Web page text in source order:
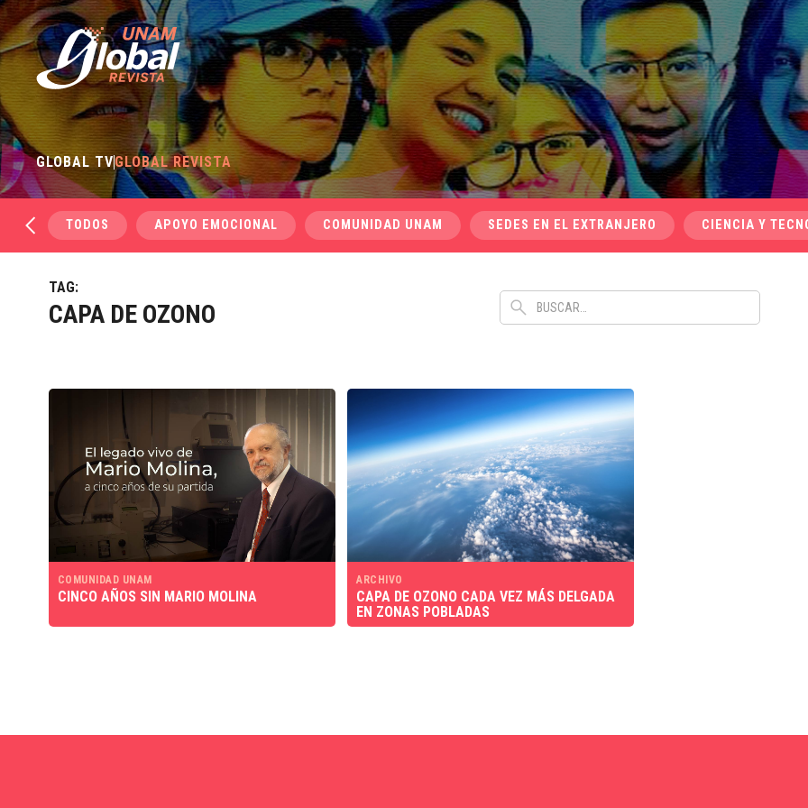
GLOBAL TVGLOBAL REVISTA
TODOS APOYO EMOCIONAL COMUNIDAD UNAM SEDES EN EL EXTRANJERO CIENCIA Y
TAG:
CAPA DE OZONO
COMUNIDAD UNAM
CINCO AÑOS SIN MARIO MOLINA
ARCHIVO
CAPA DE OZONO CADA VEZ MÁS DELGADA
EN ZONAS POBLADAS